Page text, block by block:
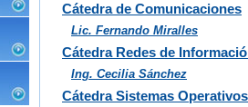
Cátedra de Comunicaciones
Lic. Fernando Miralles
Cátedra Redes de
Ing. Cecilia Sánchez
Cátedra Sistemas Operativos